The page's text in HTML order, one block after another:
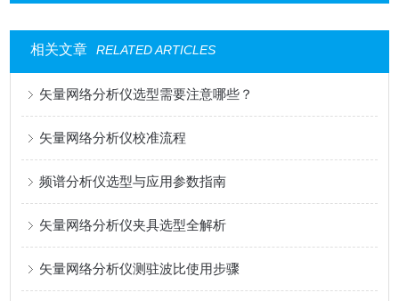
相关文章 RELATED ARTICLES
矢量网络分析仪选型需要注意哪些？
矢量网络分析仪校准流程
频谱分析仪选型与应用参数指南
矢量网络分析仪夹具选型全解析
矢量网络分析仪测驻波比使用步骤